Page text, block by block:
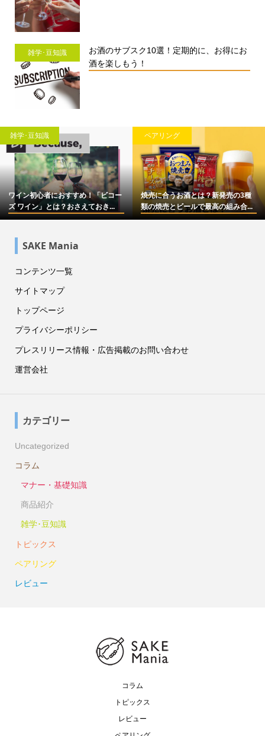
雑学･豆知識
お酒のサブスク10選！定期的に、お得にお
酒を楽しもう！
雑学･豆知識
ワイン初心者におすすめ！「ビコー
ズ ワイン」とは？おさえておき...
ペアリング
焼売に合うお酒とは？新発売の3種
類の焼売とビールで最高の組み合...
SAKE Mania
コンテンツ一覧
サイトマップ
トップページ
プライバシーポリシー
プレスリリース情報・広告掲載のお問い合わせ
運営会社
カテゴリー
Uncategorized
コラム
マナー・基礎知識
商品紹介
雑学･豆知識
トピックス
ペアリング
レビュー
コラム
トピックス
レビュー